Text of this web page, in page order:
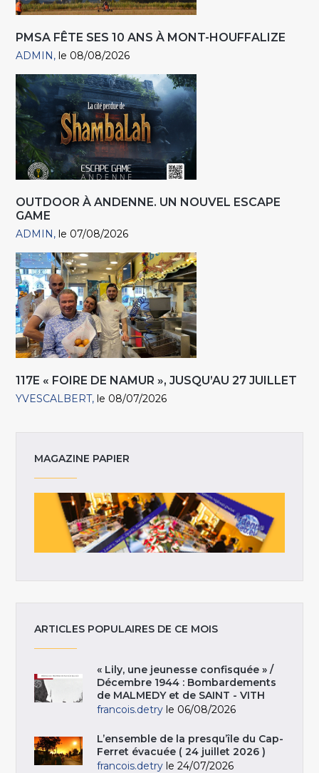
PMSA FÊTE SES 10 ANS À MONT-HOUFFALIZE
ADMIN le 08/08/2026
OUTDOOR À ANDENNE. UN NOUVEL ESCAPE
GAME
ADMIN le 07/08/2026
117E « FOIRE DE NAMUR », JUSQU’AU 27 JUILLET
YVESCALBERT le 08/07/2026
MAGAZINE PAPIER
ARTICLES POPULAIRES DE CE MOIS
« Lily, une jeunesse confisquée » /
Décembre 1944 : Bombardements
de MALMEDY et de SAINT - VITH
francois.detry le 06/08/2026
L’ensemble de la presqu’île du Cap-
Ferret évacuée ( 24 juillet 2026 )
francois.detry le 24/07/2026